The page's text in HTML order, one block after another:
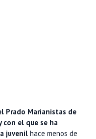
Prado Marianistas de
con el que se ha
juvenil hace menos de